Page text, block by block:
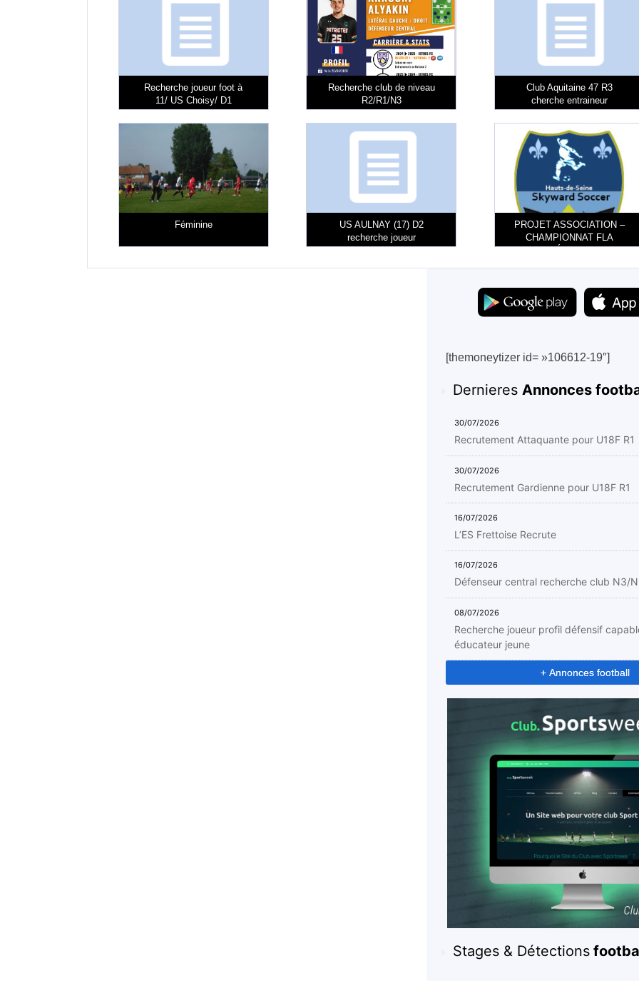
Recherche joueur foot à
11/ US Choisy/ D1
Recherche club de niveau
R2/R1/N3
Club Aquitaine 47 R3
cherche entraineur
Féminine
US AULNAY (17) D2
recherche joueur
PROJET ASSOCIATION –
CHAMPIONNAT FLA
FÉMININ
[themoneytizer id= »106612-19″]
Dernieres Annonces
30/07/2026
Recrutement Attaquante pour U18F R1
30/07/2026
Recrutement Gardienne pour U18F R1
16/07/2026
L’ES Frettoise Recrute
16/07/2026
Défenseur central recherche club N3/
08/07/2026
Recherche joueur profil défensif
éducateur jeune
+ Annonces football
Stages & Détections